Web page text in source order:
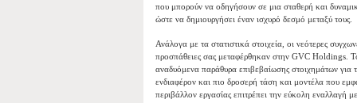
που μπορούν να οδηγήσουν σε μια σταθερή και
ώστε να δημιουργήσει έναν ισχυρό δεσμό μεταξύ τους.
Ανάλογα με τα στατιστικά στοιχεία, οι νεότερες
προσπάθειες σας μεταφέρθηκαν στην GVC Holdings. Το
αναδυόμενα παράθυρα επιβεβαίωσης στοιχημάτων
ενδιαφέρον και πιο δροσερή τάση και μοντέλα που
περιβάλλον εργασίας επιτρέπει την εύκολη εναλλαγή